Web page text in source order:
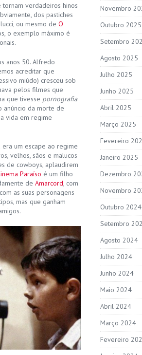
verdadeiros hinos
dos pastiches
ou mesmo de O
o exemplo máximo é
anos 50. Alfredo
acreditar que
miúdo) cresceu sob
pelos filmes que
que tivesse pornografia
anúncio da morte de
vida em regime
um escape ao regime
velhos, sãos e malucos
de cowboys, aplaudirem
Paraíso é um filho
de Amarcord, com
as suas personagens
mas que ganham
Novembro
Outubro 2025
Setembro
Agosto 2025
Julho 2025
Junho 2025
Abril 2025
Março 2025
Fevereiro
Janeiro 2025
Dezembro
Novembro
Outubro 2024
Setembro
Agosto 2024
Julho 2024
Junho 2024
Maio 2024
Abril 2024
Março 2024
Fevereiro